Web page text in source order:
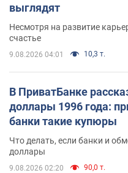
выглядят
Несмотря на развитие
счастье
9.08.2026 04:01 10,3 т.
В ПриватБанке
доллары 1996 года:
банки такие купюры
Что делать, если банки и
доллары
9.08.2026 02:20 90,0 т.